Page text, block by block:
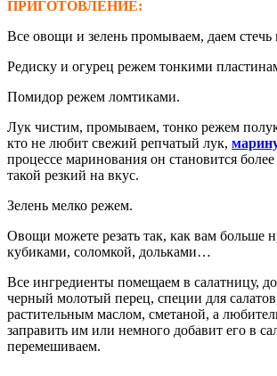
ПРИГОТОВЛЕНИЕ:
Все овощи и зелень промываем, даем стечь
Редиску и огурец режем тонкими
Помидор режем ломтиками.
Лук чистим, промываем, тонко режем
кто не любит свежий репчатый лук,
процессе маринования он становится
такой резкий на вкус.
Зелень мелко режем.
Овощи можете резать так, как вам больше
кубиками, соломкой, дольками…
Все ингредиенты помещаем в салатницу,
черный молотый перец, специи для
растительным маслом, сметаной, а
заправить им или немного добавит его в
перемешиваем.